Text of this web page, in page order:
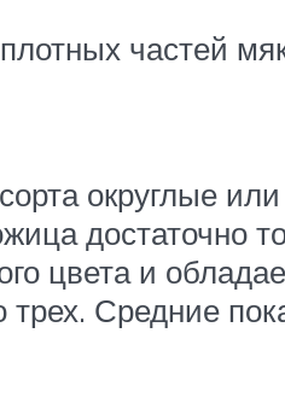
частей
округлые
достаточно
цвета и
трех. Средние